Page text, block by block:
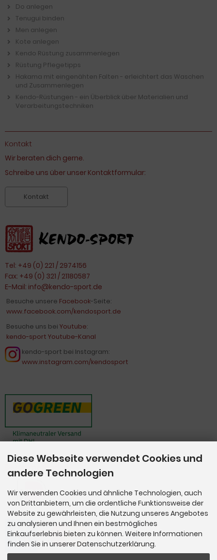
Do anlegen
Tenugui binden
Men anlegen
Kote anlegen
Kendo Rüstung zusammenlegen
Rüstung Pflegetipps
Hakama mit eingenähten Falten - erleichtert das Waschen
und Zusammenlegen
Kendo-Rüstungen - ein Überblick über Materialien und
Verarbeitungstechniken
Kontakt
Wir beraten dich gerne.
Schreibe uns über unser Kontaktformular:
Kontakt
Tel: +49 (0) 221 / 2974156
Fax: +49 (0) 321 / 21180587
E-Mail: info@kendo-sport.de
Besuche unsere Facebook-Seite:
www.facebook.com/kendosport.de
Besuche uns bei Youtube:
kendo-sport Youtube-Kanal
kendo-sport bei Instagram:
www.instagram.com/kendosport
Bezahlmethoden
Diese Webseite verwendet Cookies und
andere Technologien
Wir verwenden Cookies und ähnliche Technologien, auch
von Drittanbietern, um die ordentliche Funktionsweise der
Website zu gewährleisten, die Nutzung unseres Angebotes
zu analysieren und Ihnen ein bestmögliches
Einkaufserlebnis bieten zu können. Weitere Informationen
finden Sie in unserer Datenschutzerklärung.